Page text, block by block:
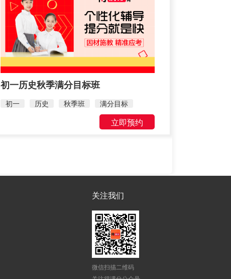
初一历史秋季满分目标班
初一 历史 秋季班 满分目标
立即预约
关注我们
微信扫描二维码